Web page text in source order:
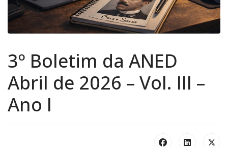
3º Boletim da ANED
Abril de 2026 – Vol. III –
Ano I